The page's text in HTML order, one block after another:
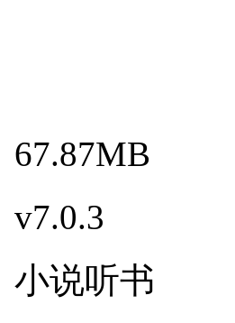
67.87MB
v7.0.3
小说听书